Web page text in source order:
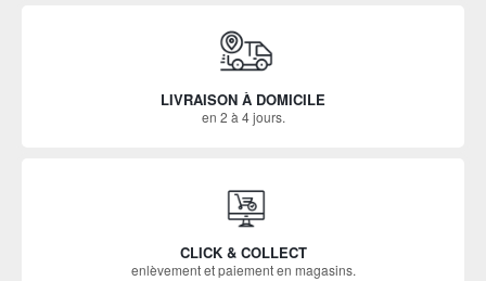
LIVRAISON À DOMICILE
en 2 à 4 jours.
CLICK & COLLECT
enlèvement et paiement en magasins.